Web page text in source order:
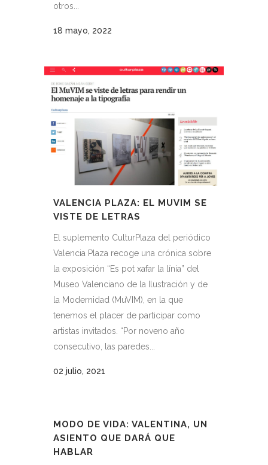
otros...
18 mayo, 2022
VALENCIA PLAZA: EL MUVIM SE
VISTE DE LETRAS
El suplemento CulturPlaza del periódico
Valencia Plaza recoge una crónica sobre
la exposición “Es pot xafar la línia” del
Museo Valenciano de la Ilustración y de
la Modernidad (MuVIM), en la que
tenemos el placer de participar como
artistas invitados. “Por noveno año
consecutivo, las paredes...
02 julio, 2021
MODO DE VIDA: VALENTINA, UN
ASIENTO QUE DARÁ QUE
HABLAR